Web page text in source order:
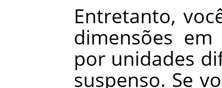
Entretanto,
dimensões
por unidades
suspenso. Se